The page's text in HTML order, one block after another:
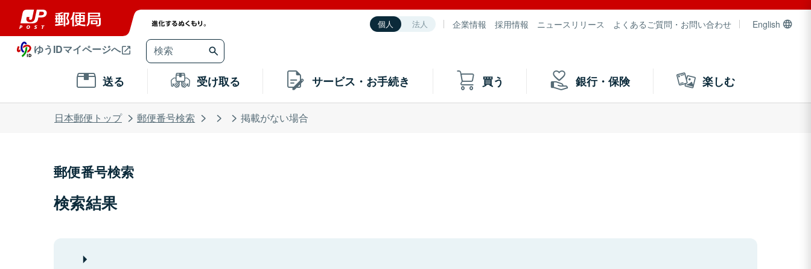
個人 法人 企業情報 採用情報 ニュースリリース よくあるご質問・お問い合わせ English
ゆうIDマイページへ
送る 受け取る サービス・お手続き 買う 銀行・保険 楽しむ
日本郵便トップ 郵便番号検索 掲載がない場合
郵便番号検索
検索結果